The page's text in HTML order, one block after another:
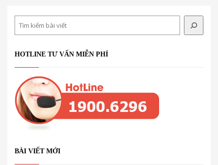
HOTLINE TƯ VẤN MIỄN PHÍ
BÀI VIẾT MỚI